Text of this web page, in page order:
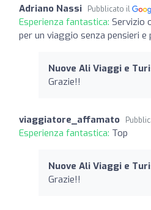
Adriano Nassi Pubblicato il
Esperienza fantastica: Servizio
per un viaggio senza pensieri e
Nuove Ali Viaggi e
Grazie!!
viaggiatore_affamato
Esperienza fantastica: Top
Nuove Ali Viaggi e
Grazie!!